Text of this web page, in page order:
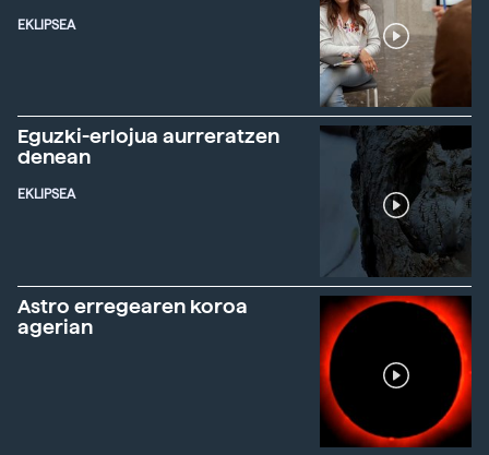
EKLIPSEA
Eguzki-erlojua aurreratzen
denean
EKLIPSEA
Astro erregearen koroa
agerian